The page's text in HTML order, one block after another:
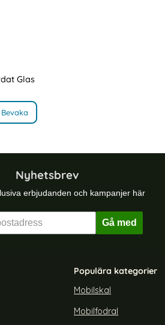
Glas
Bevaka I Härdat Glas
Nyhetsbrev
erbjudanden och kampanjer här
Gå med
Populära kategorier
Mobilskal
Mobilfodral